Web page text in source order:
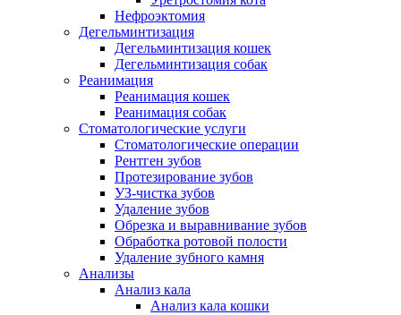
Нефроэктомия
Дегельминтизация
Дегельминтизация кошек
Дегельминтизация собак
Реанимация
Реанимация кошек
Реанимация собак
Стоматологические услуги
Стоматологические операции
Рентген зубов
Протезирование зубов
УЗ-чистка зубов
Удаление зубов
Обрезка и выравнивание зубов
Обработка ротовой полости
Удаление зубного камня
Анализы
Анализ кала
Анализ кала кошки